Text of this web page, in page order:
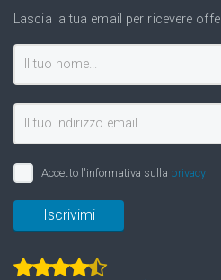
Lascia la tua email per ricevere
Accetto l'informativa sulla privacy
Iscrivimi